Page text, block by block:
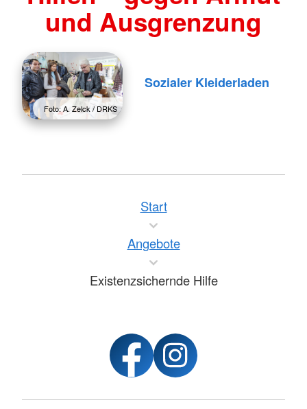
und Ausgrenzung
Foto: A. Zelck / DRKS
Sozialer Kleiderladen
Start
Angebote
Existenzsichernde Hilfe